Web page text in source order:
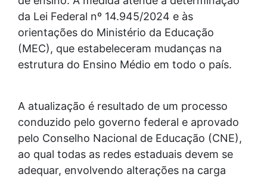
da Lei Federal nº 14.945/2024 e às
orientações do Ministério da Educação
(MEC), que estabeleceram mudanças na
estrutura do Ensino Médio em todo o país.
A atualização é resultado de um processo
conduzido pelo governo federal e aprovado
pelo Conselho Nacional de Educação (CNE),
ao qual todas as redes estaduais devem se
adequar, envolvendo alterações na carga